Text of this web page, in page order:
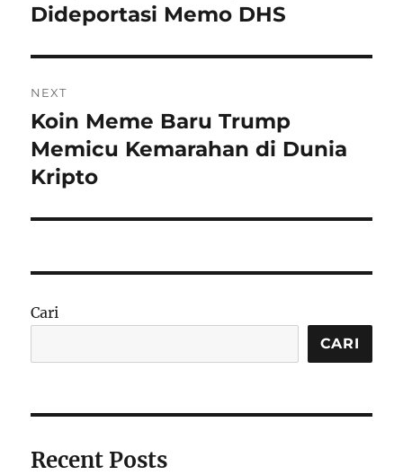
Dideportasi Memo DHS
NEXT
Next
post:
Koin Meme Baru Trump
Memicu Kemarahan di Dunia
Kripto
Cari
CARI
Recent Posts